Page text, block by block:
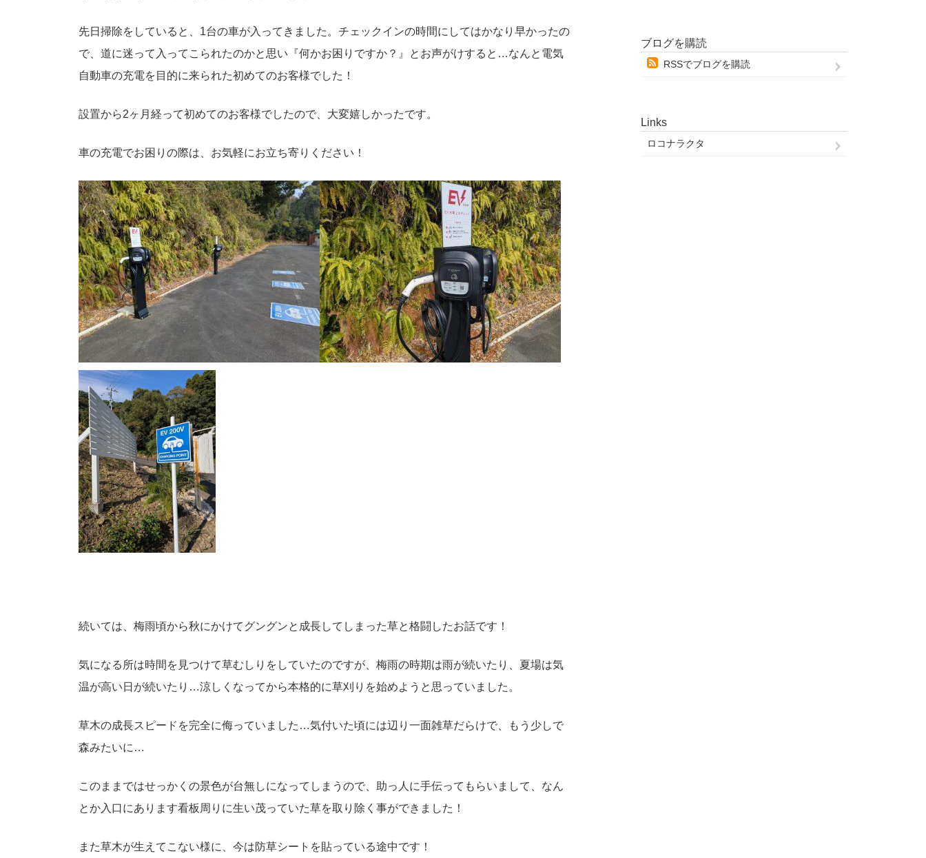
先日掃除をしていると、1台の車が入ってきました。チェックインの時間にしてはかなり早かったの
で、道に迷って入ってこられたのかと思い『何かお困りですか？』とお声がけすると…なんと電気
自動車の充電を目的に来られた初めてのお客様でした！
設置から2ヶ月経って初めてのお客様でしたので、大変嬉しかったです。
車の充電でお困りの際は、お気軽にお立ち寄りください！
続いては、梅雨頃から秋にかけてグングンと成長してしまった草と格闘したお話です！
気になる所は時間を見つけて草むしりをしていたのですが、梅雨の時期は雨が続いたり、夏場は気
温が高い日が続いたり…涼しくなってから本格的に草刈りを始めようと思っていました。
草木の成長スピードを完全に侮っていました…気付いた頃には辺り一面雑草だらけで、もう少しで
森みたいに…
このままではせっかくの景色が台無しになってしまうので、助っ人に手伝ってもらいまして、なん
とか入口にあります看板周りに生い茂っていた草を取り除く事ができました！
また草木が生えてこない様に、今は防草シートを貼っている途中です！
ブログを購読
RSSでブログを購読
Links
ロコナラクタ